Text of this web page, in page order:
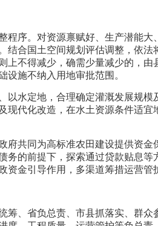
程序。对资源禀赋好、生产潜能
合国土空间规划评估调整，依
不得减少，确需少量减少的，
施不纳入用地审批范围。
水定地，合理确定灌溉发展规
代化改造，在水土资源条件适
府共同为高标准农田建设提供资
的前提下，探索通过贷款贴息
金引导作用，多渠道筹措运营管
筹、省负总责、市县抓落实、群